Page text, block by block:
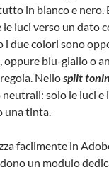
in bianco e nero.
luci verso un dato
i due colori sono
oppure blu-giallo o
Nellosplit
solo le luci e
una tinta.
facilmente in
un modulo